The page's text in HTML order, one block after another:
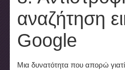
αναζήτηση
Google
Μια δυνατότητα που απορώ γιατί